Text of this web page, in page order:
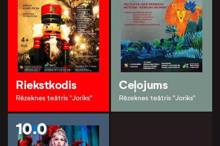
Riekstkodis
Rēzeknes teātris "Joriks"
Ceļojums
Rēzeknes teātris "Joriks"
10.0